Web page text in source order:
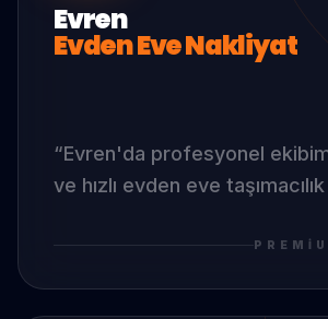
Evren
Evden Eve Nakliyat
“Evren'da profesyonel
ve hızlı evden eve